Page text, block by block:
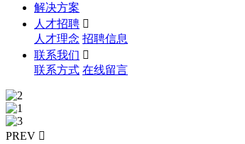
解决方案
人才招聘 
人才理念 招聘信息
联系我们 
联系方式 在线留言
PREV 